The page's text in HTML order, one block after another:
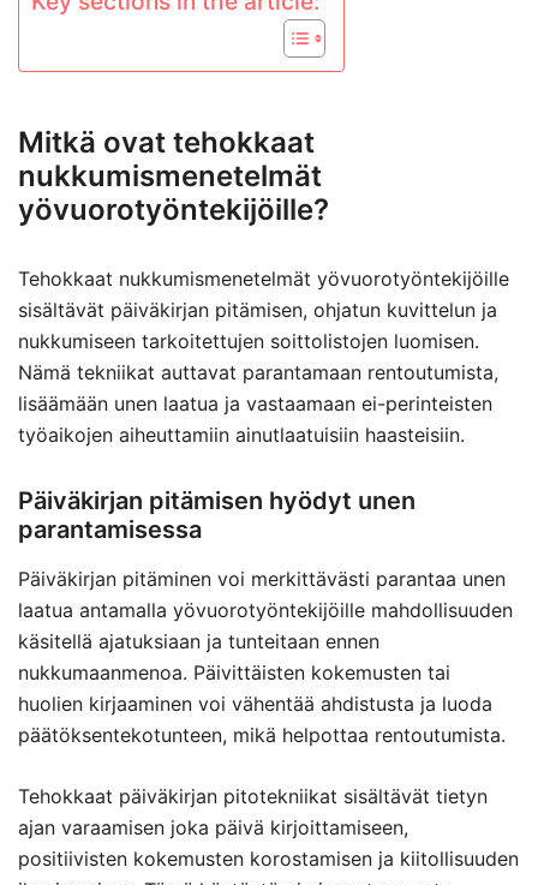
Mitkä ovat tehokkaat
nukkumismenetelmät
yövuorotyöntekijöille?
Tehokkaat nukkumismenetelmät yövuorotyöntekijöille
sisältävät päiväkirjan pitämisen, ohjatun kuvittelun ja
nukkumiseen tarkoitettujen soittolistojen luomisen.
Nämä tekniikat auttavat parantamaan rentoutumista,
lisäämään unen laatua ja vastaamaan ei-perinteisten
työaikojen aiheuttamiin ainutlaatuisiin haasteisiin.
Päiväkirjan pitämisen hyödyt unen
parantamisessa
Päiväkirjan pitäminen voi merkittävästi parantaa unen
laatua antamalla yövuorotyöntekijöille mahdollisuuden
käsitellä ajatuksiaan ja tunteitaan ennen
nukkumaanmenoa. Päivittäisten kokemusten tai
huolien kirjaaminen voi vähentää ahdistusta ja luoda
päätöksentekotunteen, mikä helpottaa rentoutumista.
Tehokkaat päiväkirjan pitotekniikat sisältävät tietyn
ajan varaamisen joka päivä kirjoittamiseen,
positiivisten kokemusten korostamisen ja kiitollisuuden